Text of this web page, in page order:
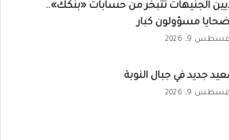
الجنيهات تتبخر من حسابات «بنكك»..
مسؤولون كبار
9, 2026
جديد في جبال النوبة
9, 2026